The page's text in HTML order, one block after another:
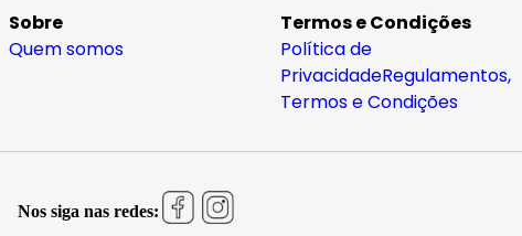
Sobre
Quem somos
Termos e Condições
Política de
PrivacidadeRegulamentos,
Termos e Condições
Nos siga nas redes: